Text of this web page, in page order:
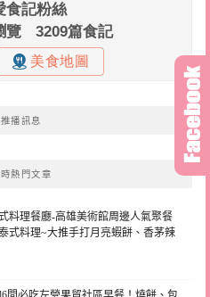
播訊息
熱門文章
料理餐廳-高雄美術館周邊人氣聚餐
式料理~大推手打月亮蝦餅、香茅辣